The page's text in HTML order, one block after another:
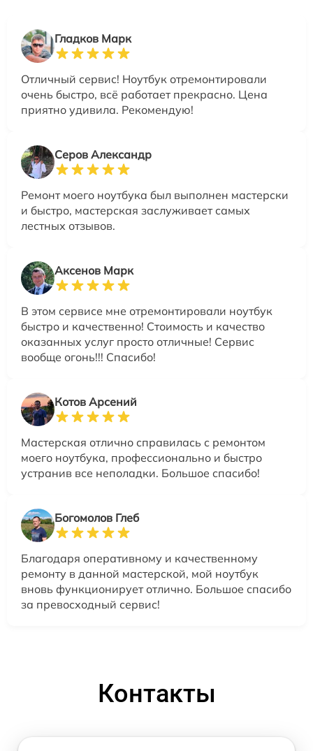
Гладков Марк
Отличный сервис! Ноутбук отремонтировали
очень быстро, всё работает прекрасно. Цена
приятно удивила. Рекомендую!
Серов Александр
Ремонт моего ноутбука был выполнен мастерски
и быстро, мастерская заслуживает самых
лестных отзывов.
Аксенов Марк
В этом сервисе мне отремонтировали ноутбук
быстро и качественно! Стоимость и качество
оказанных услуг просто отличные! Сервис
вообще огонь!!! Спасибо!
Котов Арсений
Мастерская отлично справилась с ремонтом
моего ноутбука, профессионально и быстро
устранив все неполадки. Большое спасибо!
Богомолов Глеб
Благодаря оперативному и качественному
ремонту в данной мастерской, мой ноутбук
вновь функционирует отлично. Большое спасибо
за превосходный сервис!
Контакты